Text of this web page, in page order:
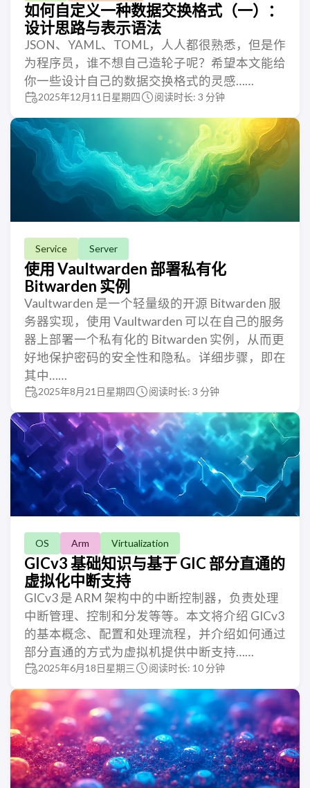
如何自定义一种数据交换格式（一）：
设计思路与表示语法
JSON、YAML、TOML，人人都很熟悉，但是作
为程序员，谁不想自己造轮子呢？希望本文能给
你一些设计自己的数据交换格式的灵感……
2025年12月11日星期四 阅读时长: 3 分钟
Service Server
使用 Vaultwarden 部署私有化
Bitwarden 实例
Vaultwarden 是一个轻量级的开源 Bitwarden 服
务器实现，使用 Vaultwarden 可以在自己的服务
器上部署一个私有化的 Bitwarden 实例，从而更
好地保护密码的安全性和隐私。详细步骤，即在
其中……
2025年8月21日星期四 阅读时长: 3 分钟
OS Arm Virtualization
GICv3 基础知识与基于 GIC 部分直通的
虚拟化中断支持
GICv3 是 ARM 架构中的中断控制器，负责处理
中断管理、控制和分发等等。本文将介绍 GICv3
的基本概念、配置和处理流程，并介绍如何通过
部分直通的方式为虚拟机提供中断支持……
2025年6月18日星期三 阅读时长: 10 分钟